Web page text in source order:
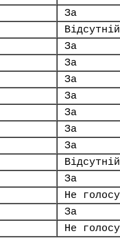
За
Відсутній
За
За
За
За
За
За
За
Відсутній
За
Не
За
Не